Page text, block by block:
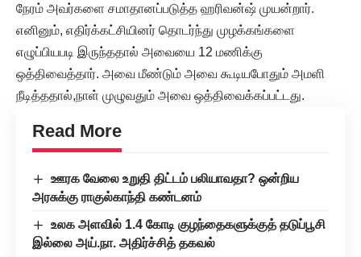
நேரம் அவர்களை சமாதானப்படுத்த ஹரிவன்ஷ் முயன்றார்.
எனினும், எதிர்க்கட்சியினர் தொடர்ந்து முழக்கங்களை
எழுப்பியபடி இருந்ததால் அவையை 12 மணிக்கு
ஒத்திவைத்தார். அவை மீண்டும் அவை கூடியபோதும் அமளி
நீடித்ததால்,நாள் முழுவதும் அவை ஒத்திவைக்கப்பட்டது.
Read More
ஊரக வேலை உறுதி திட்டம் பலியாவதா? ஒன்றிய
அரசுக்கு ராகுல்காந்தி கண்டனம்
உலக அளவில் 1.4 கோடி குழந்தைகளுக்குத் தடுப்பூசி
இல்லை அய்.நா. அதிர்ச்சித் தகவல்